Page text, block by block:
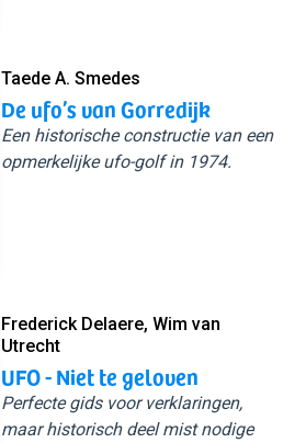
Taede A. Smedes
De ufo’s van Gorredijk
Een historische constructie van een
opmerkelijke ufo-golf in 1974.
Frederick Delaere, Wim van
Utrecht
UFO - Niet te geloven
Perfecte gids voor verklaringen,
maar historisch deel mist nodige